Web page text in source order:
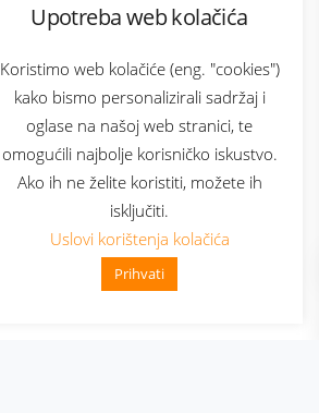
Upotreba web kolačića
Koristimo web kolačiće (eng. "cookies")
kako bismo personalizirali sadržaj i
oglase na našoj web stranici, te
omogućili najbolje korisničko iskustvo.
Ako ih ne želite koristiti, možete ih
isključiti.
Uslovi korištenja kolačića
Prihvati
👋 Zdravo, kako mogu pomoći?
Bonus plus
Prijava za newsletter